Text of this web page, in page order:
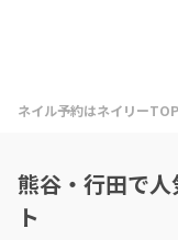
ネイル予約はネイリーTOP
熊谷・行田で
ト